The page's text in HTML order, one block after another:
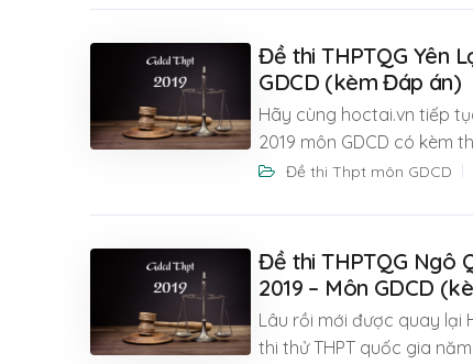
Đề thi THPTQG Yên
GDCD (kèm Đáp án)
Hãy cùng hoctai.vn tiếp
2019 môn GDCD có kèm
Đề thi Thpt môn GDCD
Đề thi THPTQG Ngô
2019 – Môn GDCD
Lâu rồi mới được quay lại
thi thử THPT quốc gia